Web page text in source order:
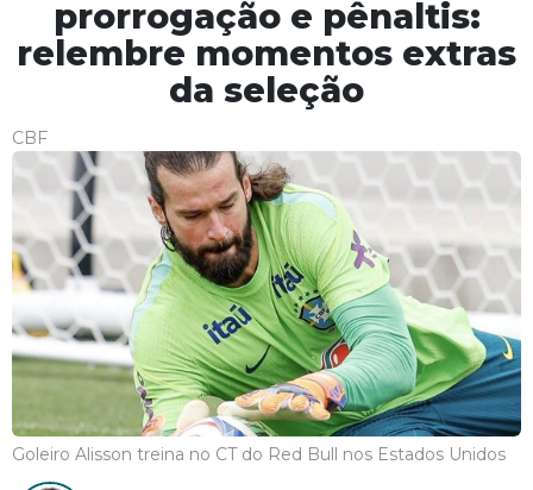
prorrogação e pênaltis:
relembre momentos extras
da seleção
CBF
Goleiro Alisson treina no CT do Red Bull nos Estados Unidos